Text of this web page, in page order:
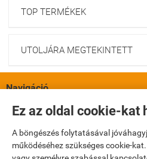
Ez az oldal cookie-kat
A böngészés folytatásával
működéséhez szükséges cookie-
TOP TERMÉKEK
UTOLJÁRA MEGTEKINTETT
Navigáció
Bemutatkozás